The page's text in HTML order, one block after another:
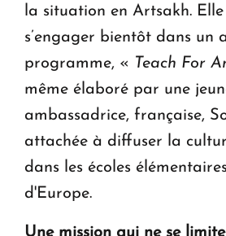
la situation en Artsakh.
s’engager bientôt dans un
programme, « Teach For
même élaboré par une
ambassadrice, française,
attachée à diffuser la
dans les écoles
d'Europe.